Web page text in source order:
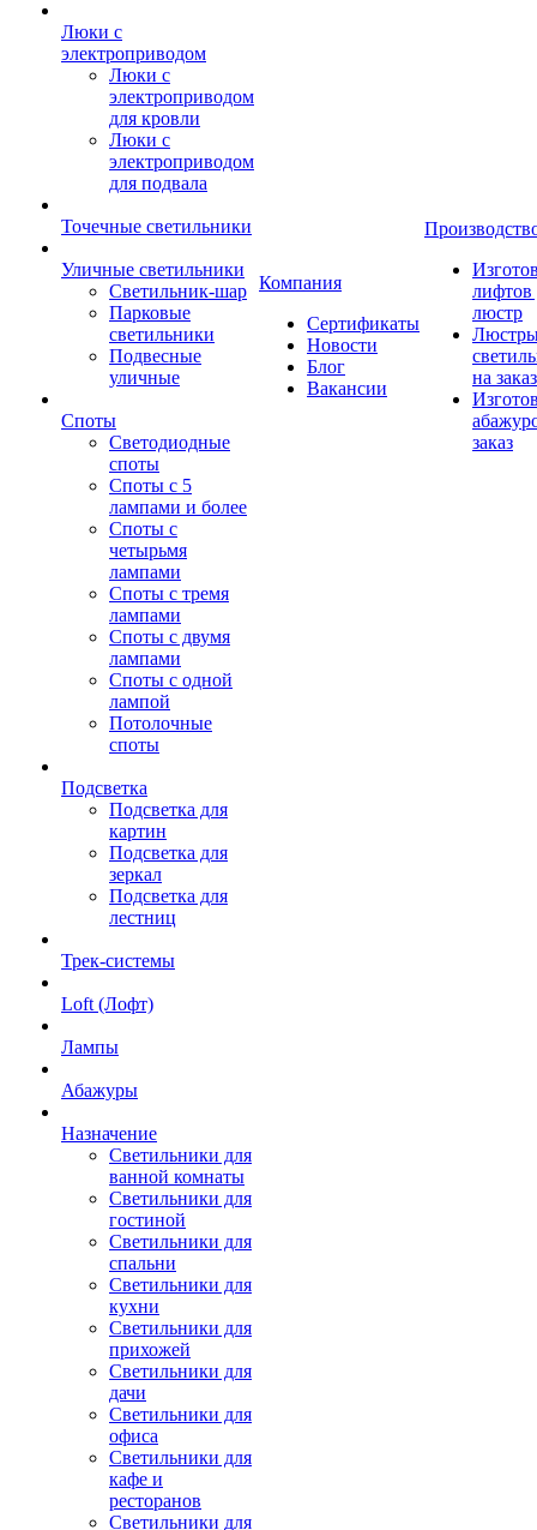
Люки с
электроприводом
Люки с
электроприводом
для кровли
Люки с
электроприводом
для подвала
Точечные светильники
Уличные светильники
Светильник-шар
Парковые
светильники
Подвесные
уличные
Споты
Светодиодные
споты
Споты с 5
лампами и более
Споты с
четырьмя
лампами
Споты с тремя
лампами
Споты с двумя
лампами
Споты с одной
лампой
Потолочные
споты
Подсветка
Подсветка для
картин
Подсветка для
зеркал
Подсветка для
лестниц
Трек-системы
Loft (Лофт)
Лампы
Абажуры
Назначение
Светильники для
ванной комнаты
Светильники для
гостиной
Светильники для
спальни
Светильники для
кухни
Светильники для
прихожей
Светильники для
дачи
Светильники для
офиса
Светильники для
кафе и
ресторанов
Светильники для
Компания
Сертификаты
Новости
Блог
Вакансии
лифтов
люстр
на заказ
заказ